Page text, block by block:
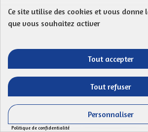
Moyens pour les enfants
Proposition anonyme
proposition : Quels sont les grands
l’Alsace...
Ce site utilise des cookies et vous donne
que vous souhaitez activer
Tout accepter
Tout refuser
Personnaliser
Politique de confidentialité